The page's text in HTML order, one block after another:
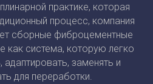
практике, которая
процесс, компания
сборные фиброцементные
как система, которую легко
адаптировать, заменять и
для переработки.